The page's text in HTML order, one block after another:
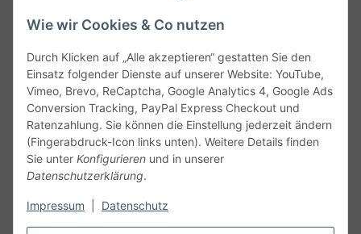
Wie wir Cookies & Co nutzen
Durch Klicken auf „Alle akzeptieren“ gestatten Sie den
Einsatz folgender Dienste auf unserer Website: YouTube,
Vimeo, Brevo, ReCaptcha, Google Analytics 4, Google Ads
Conversion Tracking, PayPal Express Checkout und
Ratenzahlung. Sie können die Einstellung jederzeit ändern
(Fingerabdruck-Icon links unten). Weitere Details finden
Sie unter Konfigurieren und in unserer
Datenschutzerklärung.
Impressum Datenschutz
Service
Gesetzliche Informationen
Alle technischen Angaben ohne Gewähr. Irrtümer und fehlerhafte
Angaben vorbehalten. Wenn Sie Datenblätter oder spezielle
unseren Kundenservice. Abbildungen der Artikel können